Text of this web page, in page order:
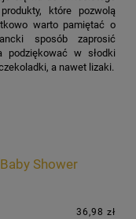
które pozwolą
warto pamiętać o
sposób zaprosić
podziękować w słodki
a nawet lizaki.
Shower
36,98 zł